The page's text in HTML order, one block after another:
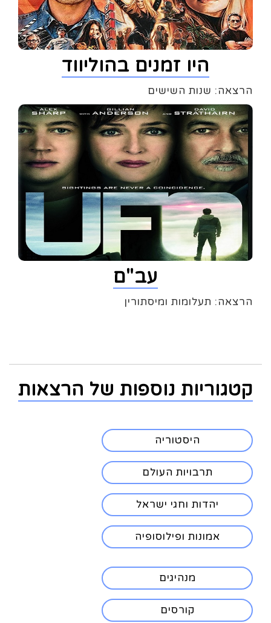
היו זמנים בהוליווד
הרצאה: שנות השישים
עב"ם
הרצאה: תעלומות ומיסתורין
קטגוריות נוספות של הרצאות
היסטוריה
תרבויות העולם
יהדות וחגי ישראל
אמונות ופילוסופיה
מנהיגים
קורסים